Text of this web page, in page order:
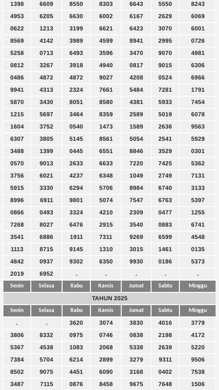
1398
6609 8550 8303 6643 5550
8243
4953
6205 6630 6002 6167 2629
6069
0622
1213 3199 6621 6423 3070
6001
8569
4142 3989 4599 8941 2995
0726
5258
0713 6493 3596 3470 9070
4981
0812
3267 3918 4940 0817 9015
6306
0486
4872 4872 9027 4208 0524
6966
9941
4313 2324 7661 5484 7281
1791
5870
3430 8051 8580 4381 5933
7454
1215
5697 3464 8359 2589 5019
6078
1604
3752 0540 1473 1589 2636
9563
6307
3805 5145 8561 5054 2541
5929
3488
1399 0445 6551 8846 3529
0301
0570
9013 2633 6633 7220 7425
5362
3756
6021 4237 6348 1049 2749
7131
5915
3330 6294 5706 8984 6740
3133
8996
6911 9801 5074 7547 6763
5397
0866
0493 3324 4210 2309 0477
1255
7268
8027 6476 2915 3540 0883
6741
3541
6886 1911 7311 9269 6599
4548
1113
8715 9145 1310 3015 1461
0135
4842
0937 9302 6350 9930 0186
5373
2019
6952 . . . . .
Senin Selasa Rabu Kamis Jumat Sabtu Minggu
TAHUN 2025
Senin Selasa Rabu Kamis Jumat Sabtu Minggu
. . 3620 3074 3830 4016
3779
3806
8332 0975 0746 0838 2198
4172
5367
4538 1083 2068 5338 2639
5220
7384
5704 6214 2899 3279 9311
9506
8502
9075 4451 6090 3168 0402
7538
3487
7115 0876 8458 9675 7648
1506